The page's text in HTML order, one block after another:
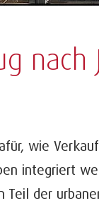
nach
wie
integriert
Teil der